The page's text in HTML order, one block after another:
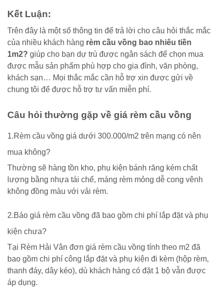
Kết Luận:
Trên đây là một số thông tin để trả lời cho câu hỏi thắc mắc
của nhiều khách hàng rèm cầu vồng bao nhiêu tiền
1m2? giúp cho bạn dự trù được ngân sách để chọn mua
được mẫu sản phẩm phù hợp cho gia đình, văn phòng,
khách sạn… Mọi thắc mắc cần hỗ trợ xin được gửi về
chung tôi để được hỗ trợ tư vấn miễn phí.
Câu hỏi thường gặp về giá rèm cầu vồng
1.Rèm cầu vồng giá dưới 300.000/m2 trên mạng có nên
mua không?
Thường sẽ hàng tồn kho, phụ kiện bánh răng kém chất
lượng bằng nhựa tái chế, máng rèm mỏng dễ cong vênh
không đồng màu với vải rèm.
2.Báo giá rèm cầu vồng đã bao gồm chi phí lắp đặt và phụ
kiện chưa?
Tại Rèm Hải Vân đơn giá rèm cầu vồng tính theo m2 đã
bao gồm chi phí công lắp đặt và phụ kiện đi kèm (hộp rèm,
thanh đáy, dây kéo), dù khách hàng có đặt 1 bộ vẫn được
áp dụng.